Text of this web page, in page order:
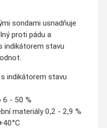
sondami usnadňuje
proti pádu a
indikátorem stavu
indikátorem stavu
6 - 50 %
materiály 0,2 - 2,9 %